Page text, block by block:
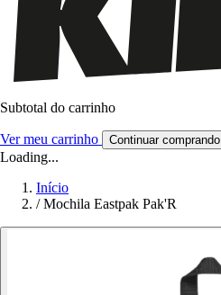
Subtotal do carrinho
Ver meu carrinho Continuar comprando
Loading...
Início
/ Mochila Eastpak Pak'R